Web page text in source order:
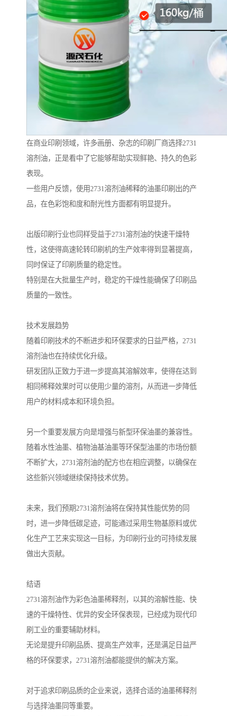
在商业印刷领域，许多画册、杂志的印刷厂商选择2731
溶剂油，正是看中了它能够帮助实现鲜艳、持久的色彩
表现。
一些用户反馈，使用2731溶剂油稀释的油墨印刷出的产
品，在色彩饱和度和耐光性方面都有明显提升。
出版印刷行业也同样受益于2731溶剂油的快速干燥特
性，这使得高速轮转印刷机的生产效率得到显著提高，
同时保证了印刷质量的稳定性。
特别是在大批量生产时，稳定的干燥性能确保了印刷品
质量的一致性。
技术发展趋势
随着印刷技术的不断进步和环保要求的日益严格，2731
溶剂油也在持续优化升级。
研发团队正致力于进一步提高其溶解效率，使得在达到
相同稀释效果时可以使用少量的溶剂，从而进一步降低
用户的材料成本和环境负担。
另一个重要发展方向是增强与新型环保油墨的兼容性。
随着水性油墨、植物油基油墨等环保型油墨的市场份额
不断扩大，2731溶剂油的配方也在相应调整，以确保在
这些新兴领域继续保持技术优势。
未来，我们预期2731溶剂油将在保持其性能优势的同
时，进一步降低碳足迹，可能通过采用生物基原料或优
化生产工艺来实现这一目标，为印刷行业的可持续发展
做出大贡献。
结语
2731溶剂油作为彩色油墨稀释剂，以其的溶解性能、快
速的干燥特性、优异的安全环保表现，已经成为现代印
刷工业的重要辅助材料。
无论是提升印刷品质、提高生产效率，还是满足日益严
格的环保要求，2731溶剂油都能提供的解决方案。
对于追求印刷品质的企业来说，选择合适的油墨稀释剂
与选择油墨同等重要。